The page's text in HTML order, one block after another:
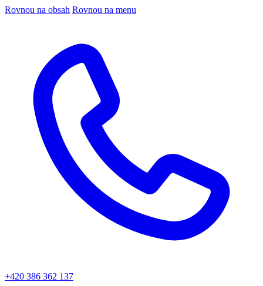
Rovnou na obsah Rovnou na menu
+420 386 362 137